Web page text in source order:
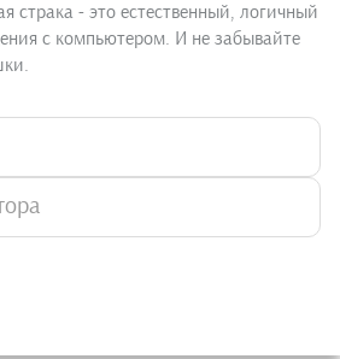
страка - это естественный, логичный
с компьютером. И не забывайте